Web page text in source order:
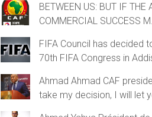
BETWEEN US: BUT IF THE
COMMERCIAL SUCCESS
FIFA Council has decided
70th FIFA Congress in
Ahmad Ahmad CAF
take my decision, I will let